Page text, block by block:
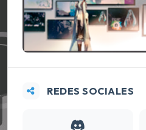
REDES SOCIALES